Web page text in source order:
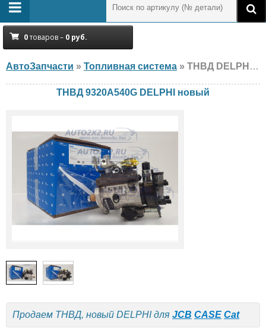
0товаров – 0 руб.
АвтоЗапчасти » Топливная система » ТНВД DELPHI 9320A540G JCB, CASE, Cat, новый
ТНВД 9320A540G DELPHI новый
Продаем ТНВД, новый DELPHI для JCB CASE Cat